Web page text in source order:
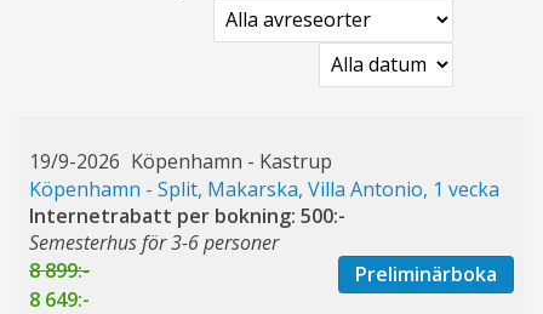
19/9-2026 Köpenhamn - Kastrup
Köpenhamn - Split, Makarska, Villa Antonio, 1 vecka
Internetrabatt per bokning: 500:-
Semesterhus för 3-6 personer
8 899:-
8 649:-
Preliminärboka